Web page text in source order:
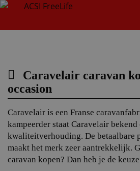
Caravelair caravan
occasion
Caravelair is een Franse
kampeerder staat Caravelair
kwaliteitverhouding. De betaalbare
maakt het merk zeer aantrekkelijk.
caravan kopen? Dan heb je de